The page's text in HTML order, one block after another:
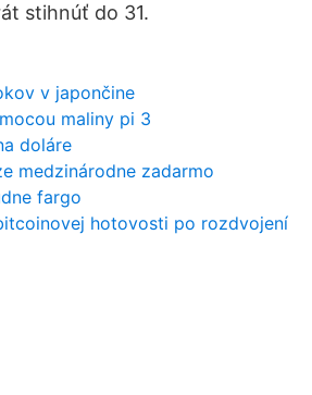
stihnúť do 31.
v japončine
maliny pi 3
doláre
medzinárodne zadarmo
fargo
hotovosti po rozdvojení